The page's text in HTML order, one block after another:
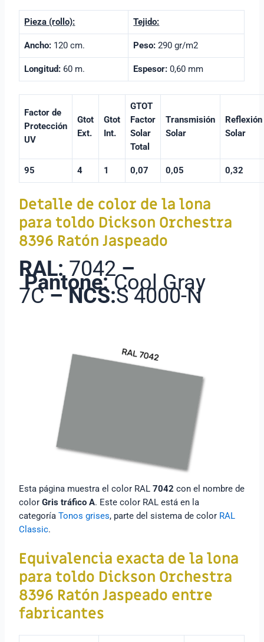
Pieza (rollo): Tejido:
Ancho: 120 cm. Peso: 290 gr/m2
Longitud: 60 m. Espesor:0,60 mm
Factor de
Protección
UV
Gtot
Ext.
Gtot
Int.
GTOT
Factor
Solar
Total
Transmisión
Solar
Reflexión
Solar
95 4 1 0,07 0,05 0,32
Detalle de color de la lona
para toldo Dickson Orchestra
8396 Ratón Jaspeado
RAL:7042–
Pantone:Cool Gray
7C– NCS:S 4000-N
Esta página muestra el color RAL7042 con el nombre de
colorGris tráfico A. Este color RAL está en la
categoríaTonos grises, parte del sistema de color RAL
Classic.
Equivalencia exacta dela lona
para toldo Dickson Orchestra
8396 Ratón Jaspeado entre
fabricantes